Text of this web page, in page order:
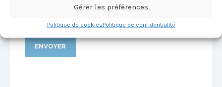
Gérer les préférences
Politique de cookiesPolitique de confidentialité